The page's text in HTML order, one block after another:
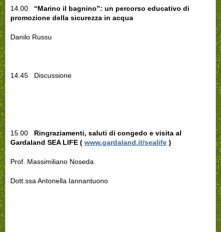
14.00 “Marino il bagnino”: un percorso educativo di
promozione della sicurezza in acqua
Danilo Russu
14.45 Discussione
15.00 Ringraziamenti, saluti di congedo e visita al
Gardaland SEA LIFE ( www.gardaland.it/sealife )
Prof. Massimiliano Noseda
Dott.ssa Antonella Iannantuono